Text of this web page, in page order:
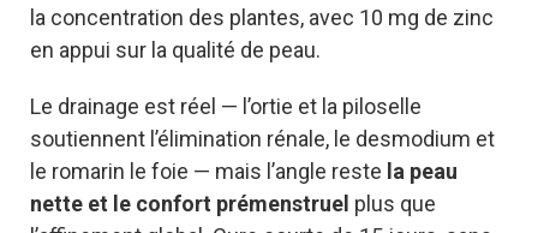
la concentration des plantes, avec 10 mg de zinc
en appui sur la qualité de peau.
Le drainage est réel — l’ortie et la piloselle
soutiennent l’élimination rénale, le desmodium et
le romarin le foie — mais l’angle reste la peau
nette et le confort prémenstruel plus que